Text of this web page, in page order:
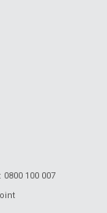
100 007